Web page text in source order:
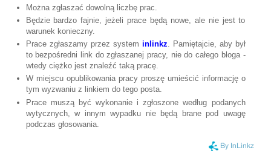
Można zgłaszać dowolną liczbę prac.
Będzie bardzo fajnie, jeżeli prace będą nowe, ale nie jest to
warunek konieczny.
Prace zgłaszamy przez system inlinkz. Pamiętajcie, aby był
to bezpośredni link do zgłaszanej pracy, nie do całego bloga -
wtedy ciężko jest znaleźć taką pracę.
W miejscu opublikowania pracy proszę umieścić informację o
tym wyzwaniu z linkiem do tego posta.
Prace muszą być wykonanie i zgłoszone według podanych
wytycznych, w innym wypadku nie będą brane pod uwagę
podczas głosowania.